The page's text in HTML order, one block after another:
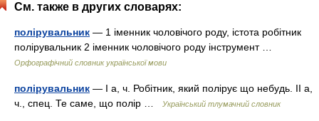
См. также в других словарях:
полірувальник — 1 іменник чоловічого роду, істота робітник
полірувальник 2 іменник чоловічого роду інструмент …
Орфографічний словник української мови
полірувальник — I а, ч. Робітник, який полірує що небудь. II а,
ч., спец. Те саме, що полір …
Український тлумачний словник